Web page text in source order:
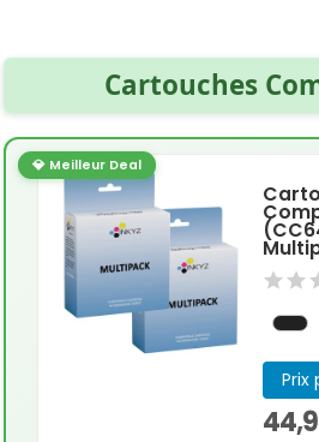
Cartouches
💎 Meilleur Deal
Prix